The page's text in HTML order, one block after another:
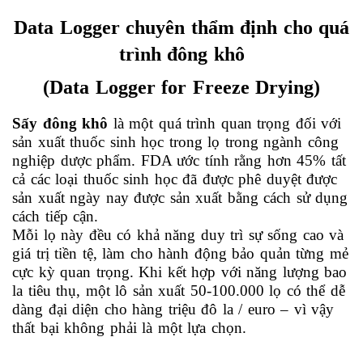
Data Logger chuyên thẩm định cho quá
trình đông khô
(Data Logger for Freeze Drying)
Sấy đông khô là một quá trình quan trọng đối với
sản xuất thuốc sinh học trong lọ trong ngành công
nghiệp dược phẩm. FDA ước tính rằng hơn 45% tất
cả các loại thuốc sinh học đã được phê duyệt được
sản xuất ngày nay được sản xuất bằng cách sử dụng
cách tiếp cận.
Mỗi lọ này đều có khả năng duy trì sự sống cao và
giá trị tiền tệ, làm cho hành động bảo quản từng mẻ
cực kỳ quan trọng. Khi kết hợp với năng lượng bao
la tiêu thụ, một lô sản xuất 50-100.000 lọ có thể dễ
dàng đại diện cho hàng triệu đô la / euro – vì vậy
thất bại không phải là một lựa chọn.